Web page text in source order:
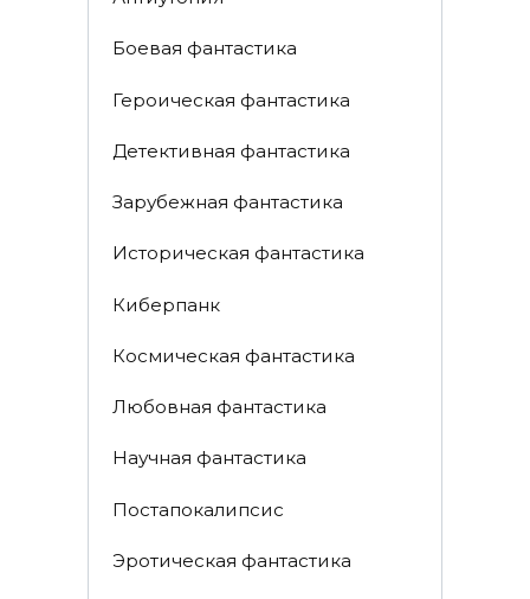
Боевая фантастика
Героическая фантастика
Детективная фантастика
Зарубежная фантастика
Историческая фантастика
Киберпанк
Космическая фантастика
Любовная фантастика
Научная фантастика
Постапокалипсис
Эротическая фантастика